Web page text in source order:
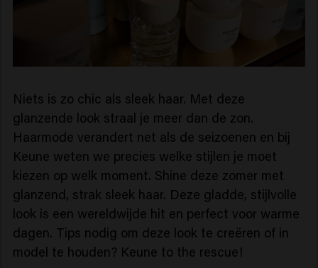
Niets is zo chic als sleek haar. Met deze
glanzende look straal je meer dan de zon.
Haarmode verandert net als de seizoenen en bij
Keune weten we precies welke stijlen je moet
kiezen op welk moment. Shine deze zomer met
glanzend, strak sleek haar. Deze gladde, stijlvolle
look is een wereldwijde hit en perfect voor warme
dagen. Tips nodig om deze look te creëren of in
model te houden? Keune to the rescue!